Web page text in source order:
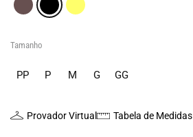
Tamanho
PP P M G GG
Provador Virtual Tabela de Medidas